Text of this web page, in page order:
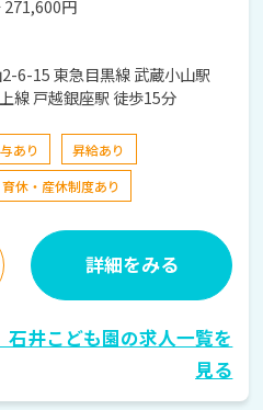
271,600円
武蔵小山駅
急池上線 戸越銀座駅 徒歩15分
あり
昇給あり
育休・産休制度あり
詳細をみる
井こども園の求人一覧を
見る